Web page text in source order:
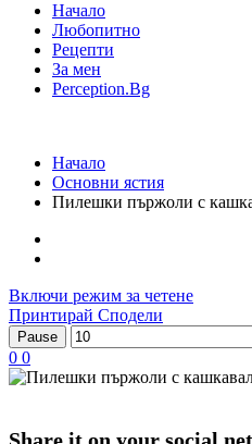
Начало
Любопитно
Рецепти
За мен
Perception.Bg
Начало
Основни ястия
Пилешки пържоли с
Включи режим за четене
Принтирай Сподели
Pause
0 0